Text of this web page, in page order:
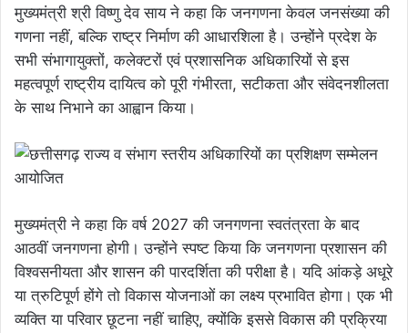
मुख्यमंत्री श्री विष्णु देव साय ने कहा कि जनगणना केवल जनसंख्या की
गणना नहीं, बल्कि राष्ट्र निर्माण की आधारशिला है। उन्होंने प्रदेश के
सभी संभागायुक्तों, कलेक्टरों एवं प्रशासनिक अधिकारियों से इस
महत्वपूर्ण राष्ट्रीय दायित्व को पूरी गंभीरता, सटीकता और संवेदनशीलता
के साथ निभाने का आह्वान किया।
मुख्यमंत्री ने कहा कि वर्ष 2027 की जनगणना स्वतंत्रता के बाद
आठवीं जनगणना होगी। उन्होंने स्पष्ट किया कि जनगणना प्रशासन की
विश्वसनीयता और शासन की पारदर्शिता की परीक्षा है। यदि आंकड़े अधूरे
या त्रुटिपूर्ण होंगे तो विकास योजनाओं का लक्ष्य प्रभावित होगा। एक भी
व्यक्ति या परिवार छूटना नहीं चाहिए, क्योंकि इससे विकास की प्रक्रिया